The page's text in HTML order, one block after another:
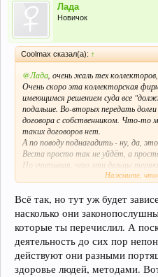
Лада
Новичок
Coolmax сказал(а): ↑
@Лада , очень жаль тех
Очень скоро эта коллекторская
имеющимся решением суда все
подальше. Во-вторых передать
договора с собственником. Что-то
таких договоров нет.
А по поводу поднагадить - ну, да,
Веста просто так не уйдёт, а
Но учитывая, что эти дельцы
шансы спокойно вздохнуть только в
Нажмите,
Всё так, но тут уж будет
насколько они
которые ты перечислил. А
деятельность до сих пор
действуют они разными
здоровье людей, методами.